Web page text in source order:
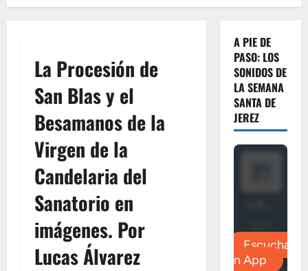
La Procesión de
San Blas y el
Besamanos de la
Virgen de la
Candelaria del
Sanatorio en
imágenes. Por
Lucas Álvarez
A PIE DE
PASO: LOS
SONIDOS DE
LA SEMANA
SANTA DE
JEREZ